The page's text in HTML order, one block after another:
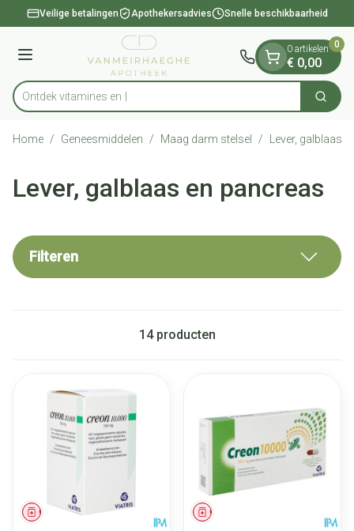
Ga naar de inhoud
1 van 1Veilige betalingen Apothekersadvies Snelle beschikbaarheid
Menu
Product, merk, categorie...
Ontdek Zoek
0 artikelen
€ 0,00
0
Home / Geneesmiddelen / Maag darm stelsel / Lever, galblaas
Lever, galblaas en pancreas
Filteren
14producten
Geneesmiddel Geneesmiddel